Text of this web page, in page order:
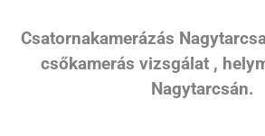
Csatornakamerázás
csőkamerás vizsgálat ,
Nagytarcsán.